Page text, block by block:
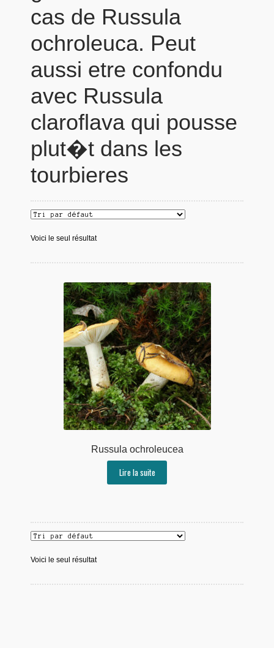
cas de Russula
ochroleuca. Peut
aussi etre confondu
avec Russula
claroflava qui pousse
plut�t dans les
tourbieres
Voici le seul résultat
Russula ochroleucea
Lire la suite
Voici le seul résultat